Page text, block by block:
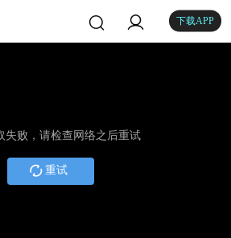
下载APP
失败，请检查网络之后重试
重试